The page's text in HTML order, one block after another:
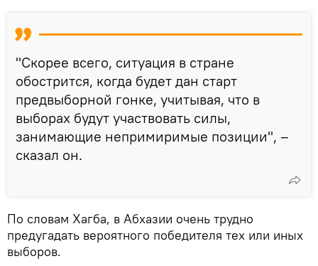
"Скорее всего, ситуация в стране
обострится, когда будет дан старт
предвыборной гонке, учитывая, что в
выборах будут участвовать силы,
занимающие непримиримые позиции", –
сказал он.
По словам Хагба, в Абхазии очень трудно
предугадать вероятного победителя тех или иных
выборов.